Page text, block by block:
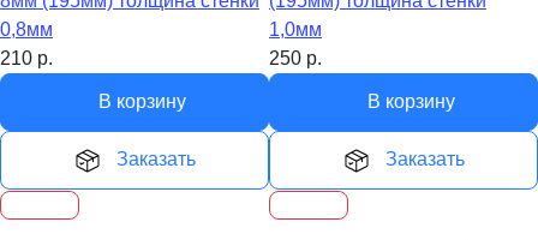
0,8мм
210 р.
В корзину
Заказать
1,0мм
250 р.
В корзину
Заказать